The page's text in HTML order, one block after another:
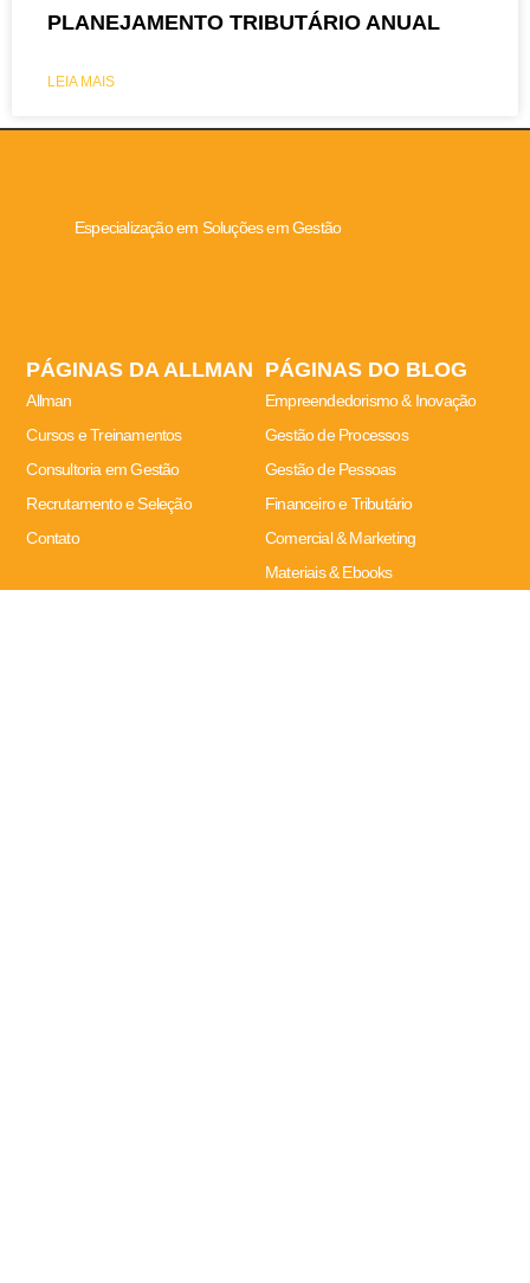
PLANEJAMENTO TRIBUTÁRIO ANUAL
LEIA MAIS
Especialização em Soluções em Gestão
PÁGINAS DA ALLMAN
Allman
Cursos e Treinamentos
Consultoria em Gestão
Recrutamento e Seleção
Contato
PÁGINAS DO BLOG
Empreendedorismo & Inovação
Gestão de Processos
Gestão de Pessoas
Financeiro e Tributário
Comercial & Marketing
Materiais & Ebooks